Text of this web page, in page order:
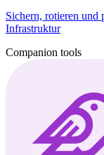
Sichern, rotieren
Infrastruktur
Companion tools